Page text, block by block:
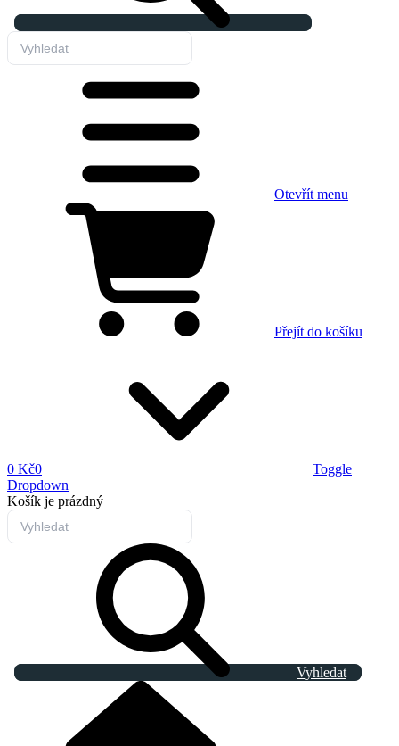
Otevřít menu
Přejít do košíku
0 Kč0
Toggle
Dropdown
Košík je prázdný
Vyhledat